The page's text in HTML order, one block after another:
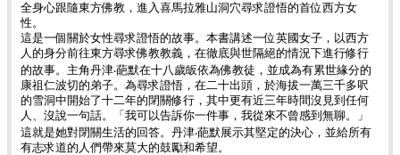
全身心跟隨東方佛教，進入喜馬拉雅山洞穴尋求證悟的首位西方女
性。
這是一個關於女性尋求證悟的故事。本書講述一位英國女子，以西方
人的身分前往東方尋求佛教教義，在徹底與世隔絕的情況下進行修行
的故事。主角丹津‧葩默在十八歲皈依為佛教徒，並成為有累世緣分的
康祖仁波切的弟子。為尋求證悟，在二十出頭，於海拔一萬三千多呎
的雪洞中開始了十二年的閉關修行，其中更有近三年時間沒見到任何
人、沒說一句話。「我可以告訴你一件事，我從來不曾感到無聊。」
這就是她對閉關生活的回答。丹津‧葩默展示其堅定的決心，並給所有
有志求道的人們帶來莫大的鼓勵和希望。